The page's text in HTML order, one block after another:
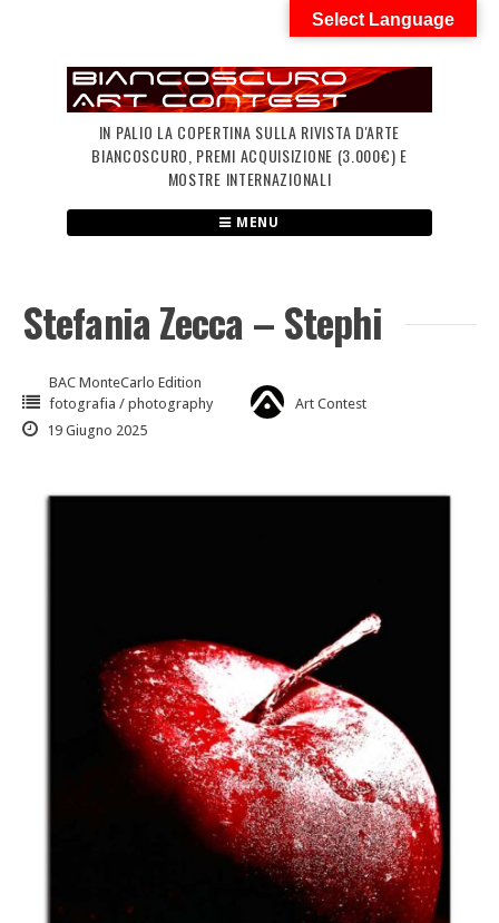
IN PALIO LA COPERTINA SULLA RIVISTA D'ARTE
BIANCOSCURO, PREMI ACQUISIZIONE (3.000€) E
MOSTRE INTERNAZIONALI
MENU
Stefania Zecca – Stephi
BAC MonteCarlo Edition
fotografia / photography
Art Contest
19 Giugno 2025
Select Language